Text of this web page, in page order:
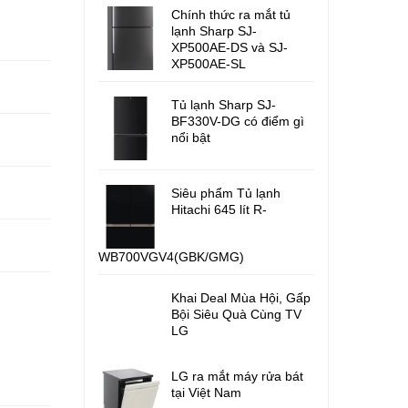
Chính thức ra mắt tủ
lạnh Sharp SJ-
XP500AE-DS và SJ-
XP500AE-SL
Tủ lạnh Sharp SJ-
BF330V-DG có điểm gì
nổi bật
Siêu phẩm Tủ lạnh
Hitachi 645 lít R-
WB700VGV4(GBK/GMG)
Khai Deal Mùa Hội, Gấp
Bội Siêu Quà Cùng TV
LG
LG ra mắt máy rửa bát
tại Việt Nam